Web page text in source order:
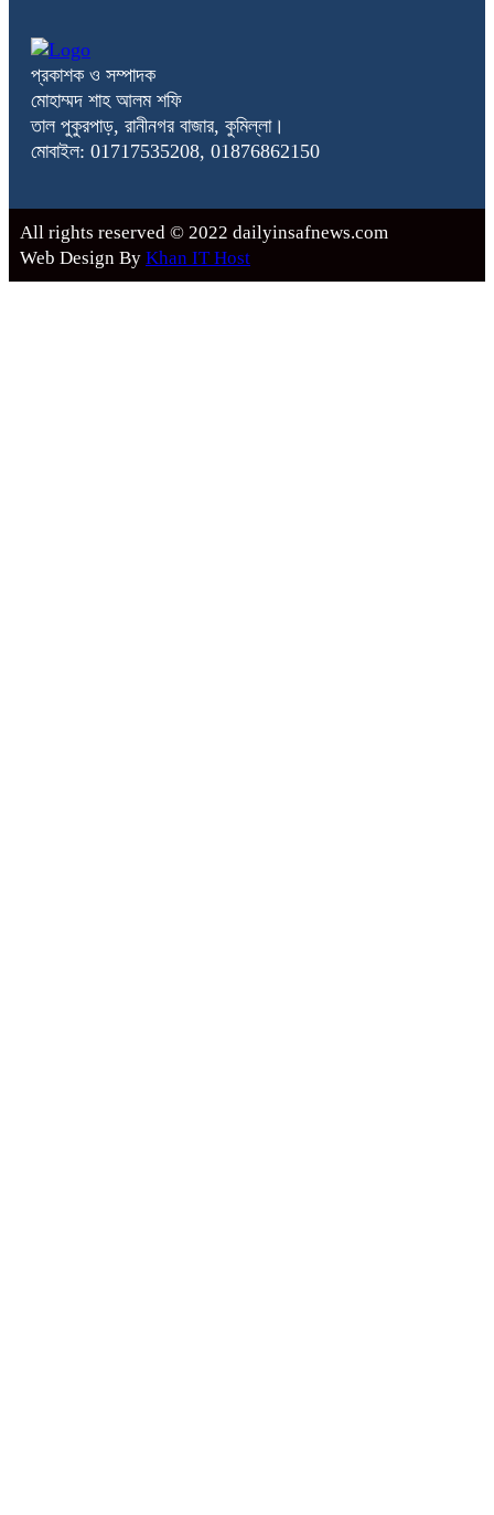
প্রকাশক ও সম্পাদক
মোহাম্মদ শাহ আলম শফি
তাল পুকুরপাড়, রানীনগর বাজার, কুমিল্লা।
মোবাইল: 01717535208, 01876862150
All rights reserved © 2022 dailyinsafnews.com
Web Design By Khan IT Host